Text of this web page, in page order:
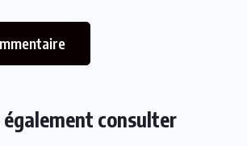
également consulter